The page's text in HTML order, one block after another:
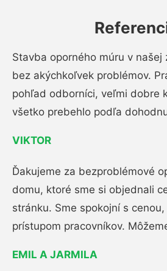
Stavba oporného múru v našej
bez akýchkoľvek problémov.
pohľad odborníci, veľmi dobre
všetko prebehlo podľa
VIKTOR
Ďakujeme za bezproblémové
domu, ktoré sme si objednali
stránku. Sme spokojní s
prístupom pracovníkov.
EMIL A JARMILA